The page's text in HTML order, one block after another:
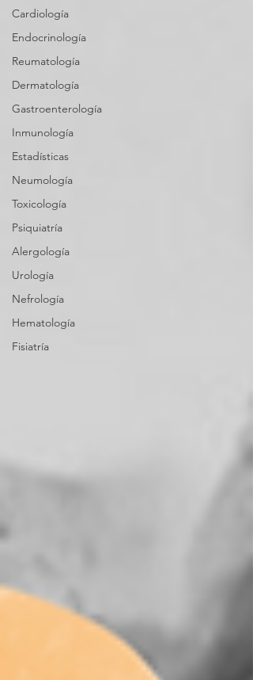
Cardiología
Endocrinología
Reumatología
Dermatología
Gastroenterología
Inmunología
Estadísticas
Neumología
Toxicología
Psiquiatría
Alergología
Urología
Nefrología
Hematología
Fisiatría